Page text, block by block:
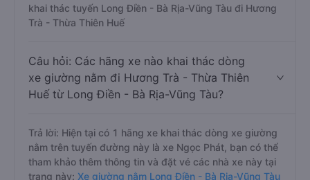
khai thác tuyến Long Điền - Bà Rịa-Vũng Tàu đi Hương
Trà - Thừa Thiên Huế
Câu hỏi: Các hãng xe nào khai thác dòng
xe giường nằm đi Hương Trà - Thừa Thiên
Huế từ Long Điền - Bà Rịa-Vũng Tàu?
Trả lời: Hiện tại có 1 hãng xe khai thác dòng xe giường
nằm trên tuyến đường này là xe Ngọc Phát, bạn có thể
tham khảo thêm thông tin và đặt vé các nhà xe này tại
trang này: Xe giường nằm Long Điền - Bà Rịa-Vũng Tàu